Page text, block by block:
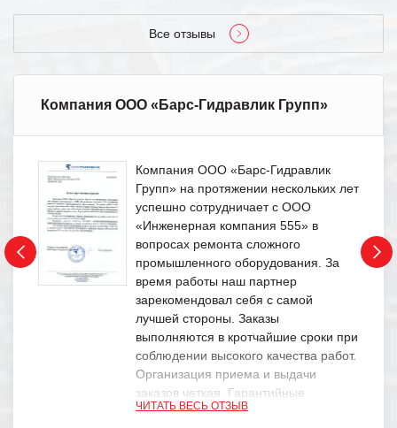
Все отзывы
Компания ООО «Барс-Гидравлик Групп»
Компания ООО «Барс-Гидравлик
Групп» на протяжении нескольких лет
успешно сотрудничает с ООО
«Инженерная компания 555» в
вопросах ремонта сложного
промышленного оборудования. За
время работы наш партнер
зарекомендовал себя с самой
лучшей стороны. Заказы
выполняются в кротчайшие сроки при
соблюдении высокого качества работ.
Организация приема и выдачи
заказов четкая. Гарантийные
обязательства выполняются в
ЧИТАТЬ ВЕСЬ ОТЗЫВ